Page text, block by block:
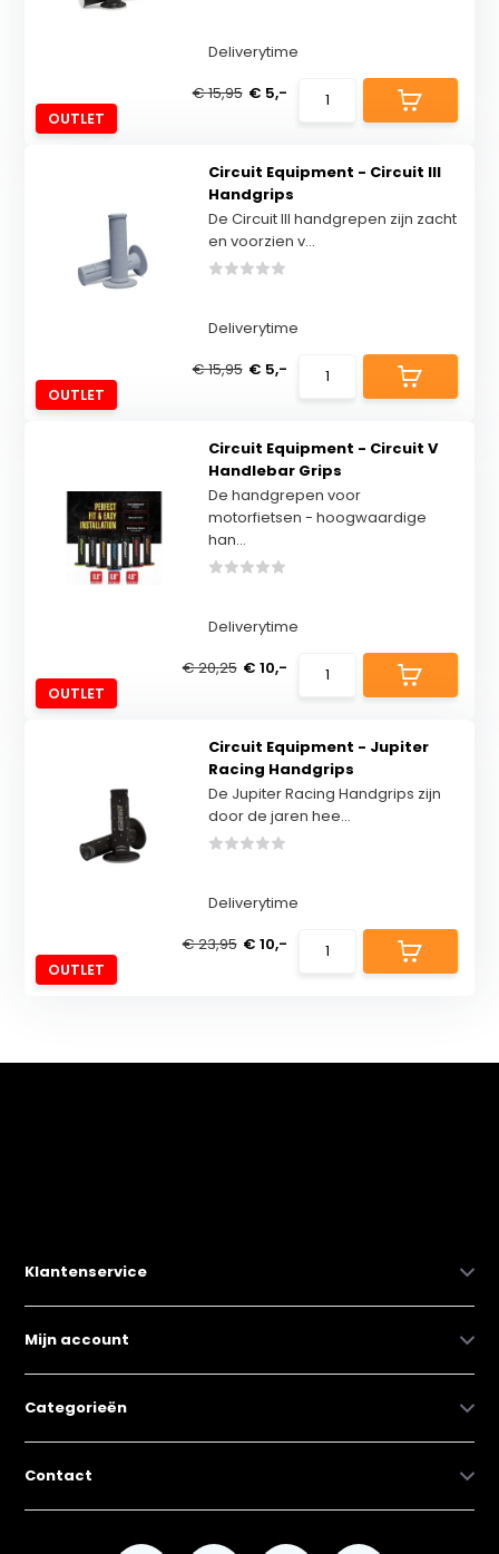
OUTLET
Deliverytime
€ 15,95 € 5,-
OUTLET
Circuit Equipment - Circuit III
Handgrips
De Circuit III handgrepen zijn zacht
en voorzien v...
Deliverytime
€ 15,95 € 5,-
OUTLET
Circuit Equipment - Circuit V
Handlebar Grips
De handgrepen voor
motorfietsen - hoogwaardige
han...
Deliverytime
€ 20,25 € 10,-
OUTLET
Circuit Equipment - Jupiter
Racing Handgrips
De Jupiter Racing Handgrips zijn
door de jaren hee...
Deliverytime
€ 23,95 € 10,-
Klantenservice
Mijn account
Categorieën
Contact